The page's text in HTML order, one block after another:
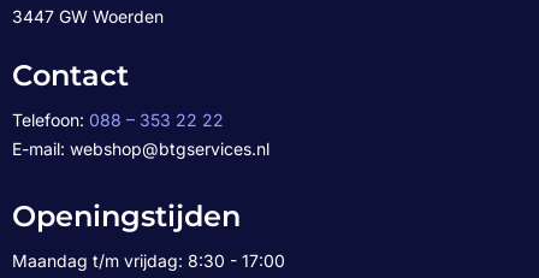
3447 GW Woerden
Contact
Telefoon: 088 – 353 22 22
E-mail: webshop@btgservices.nl
Openingstijden
Maandag t/m vrijdag: 8:30 - 17:00